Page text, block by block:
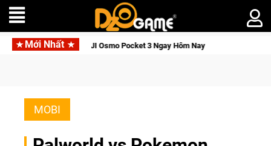
Mới Nhất
Tỉnh, Săn DJI Osmo Pocket 3 Ngay Hôm Nay
MOBI